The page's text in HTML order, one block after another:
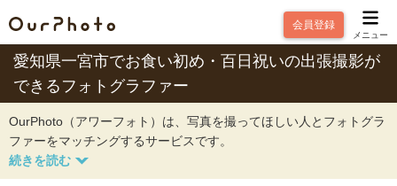
会員登録
メニュー
愛知県一宮市でお食い初め・百日祝いの出張撮影が
できるフォトグラファー
OurPhoto（アワーフォト）は、写真を撮ってほしい人とフォトグラ
ファーをマッチングするサービスです。